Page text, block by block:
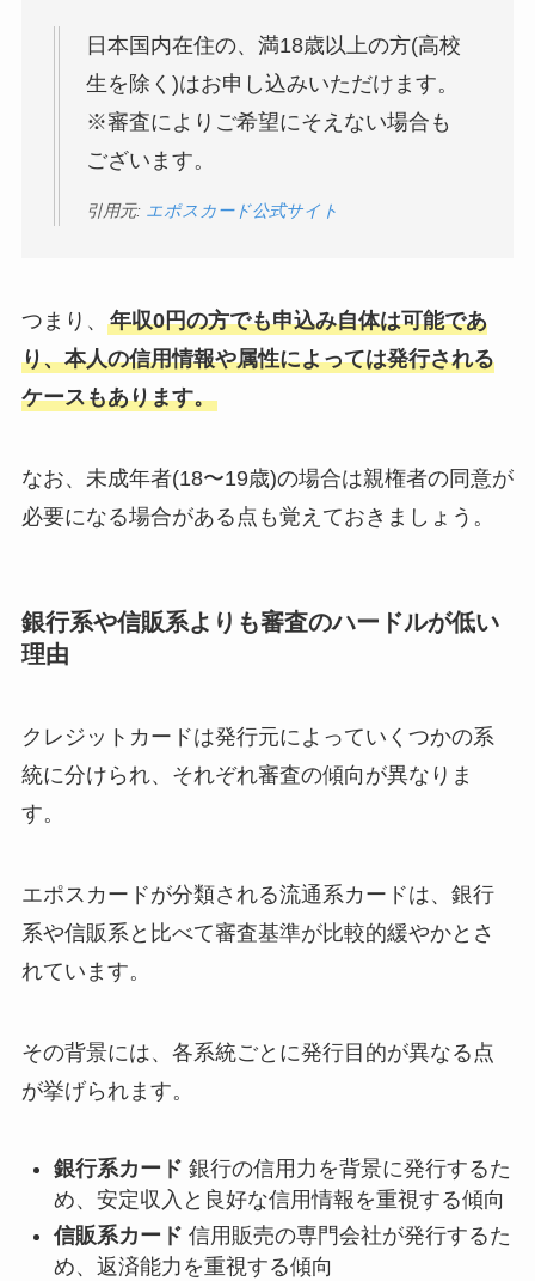
日本国内在住の、満18歳以上の方(高校
生を除く)はお申し込みいただけます。
※審査によりご希望にそえない場合も
ございます。
引用元: エポスカード公式サイト
つまり、 年収0円の方でも申込み自体は可能であ
り、本人の信用情報や属性によっては発行される
ケースもあります。
なお、未成年者(18〜19歳)の場合は親権者の同意が
必要になる場合がある点も覚えておきましょう。
銀行系や信販系よりも審査のハードルが低い
理由
クレジットカードは発行元によっていくつかの系
統に分けられ、それぞれ審査の傾向が異なりま
す。
エポスカードが分類される流通系カードは、銀行
系や信販系と比べて審査基準が比較的緩やかとさ
れています。
その背景には、各系統ごとに発行目的が異なる点
が挙げられます。
銀行系カード 銀行の信用力を背景に発行するた
め、安定収入と良好な信用情報を重視する傾向
信販系カード 信用販売の専門会社が発行するた
め、返済能力を重視する傾向